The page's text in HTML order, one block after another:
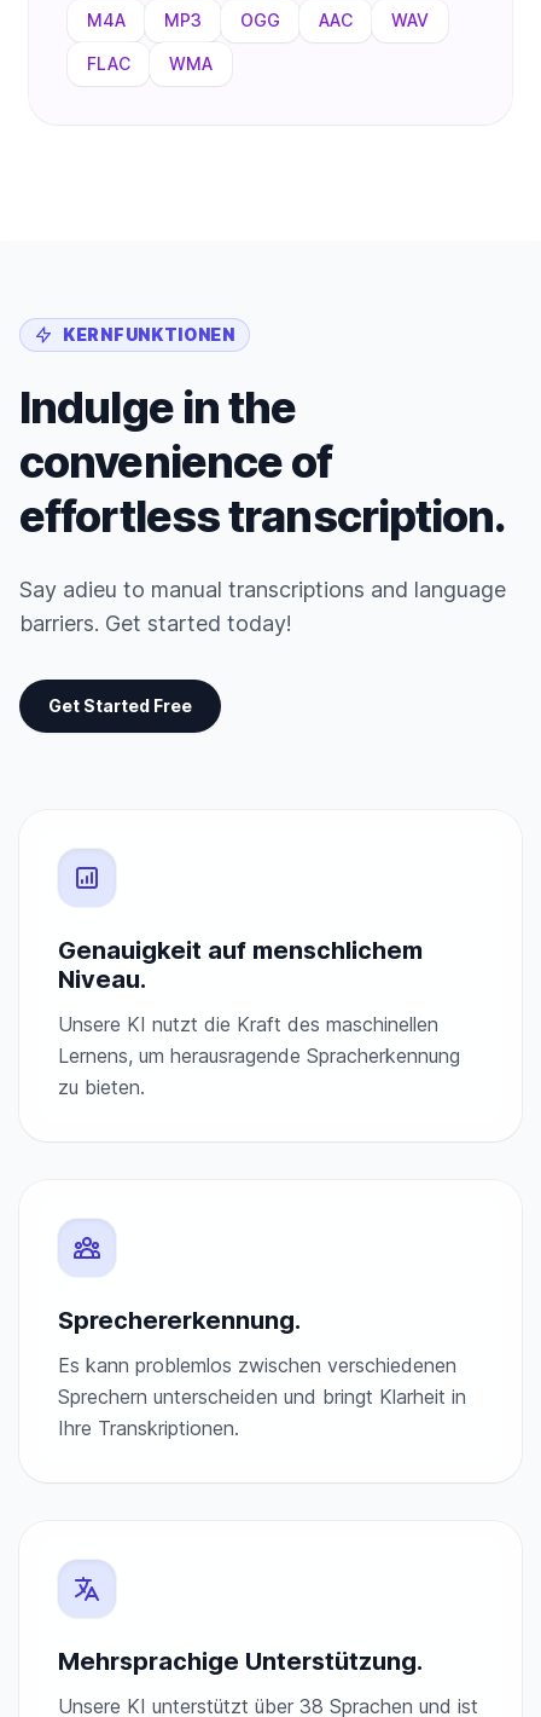
M4A MP3 OGG AAC WAV
FLAC WMA
KERNFUNKTIONEN
Indulge in the
convenience of
effortless transcription.
Say adieu to manual transcriptions and language
barriers. Get started today!
Get Started Free
Genauigkeit auf menschlichem
Niveau.
Unsere KI nutzt die Kraft des maschinellen
Lernens, um herausragende Spracherkennung
zu bieten.
Sprechererkennung.
Es kann problemlos zwischen verschiedenen
Sprechern unterscheiden und bringt Klarheit in
Ihre Transkriptionen.
Mehrsprachige Unterstützung.
Unsere KI unterstützt über 38 Sprachen und ist